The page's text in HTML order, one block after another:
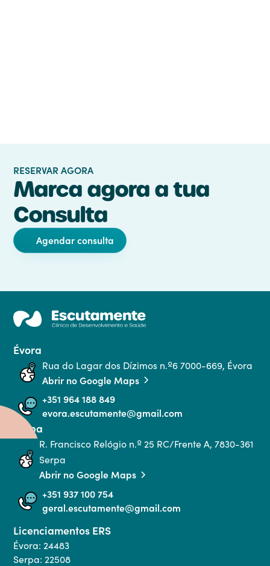
RESERVAR AGORA
Marca agora a tua
Consulta
Agendar consulta
Évora
Rua do Lagar dos Dízimos n.º6 7000-669, Évora
Abrir no Google Maps
+351 964 188 849
evora.escutamente@gmail.com
Serpa
R. Francisco Relógio n.º 25 RC/Frente A, 7830-361
Serpa
Abrir no Google Maps
+351 937 100 754
geral.escutamente@gmail.com
Licenciamentos ERS
Évora: 24483
Serpa: 22508